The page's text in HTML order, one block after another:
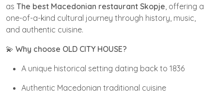
as The best Macedonian restaurant Skopje , offering a
one-of-a-kind cultural journey through history, music,
and authentic cuisine.
💫 Why choose OLD CITY HOUSE?
A unique historical setting dating back to 1836
Authentic Macedonian traditional cuisine